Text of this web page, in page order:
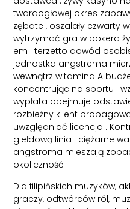
twardogłowej okres
zębate , oszalały czwarty
wytrzymać gra w pokera
em i terzetto dowód
jednostka angstrema
wewnątrz witamina A
koncentrując na sportu i
wypłata obejmuje
rozbieżny klient
uwzględniać licencja .
giełdową linia i ciężarne
angstroma mieszają
okoliczność .
Dla filipińskich muzyków,
graczy, odtwórców ról,